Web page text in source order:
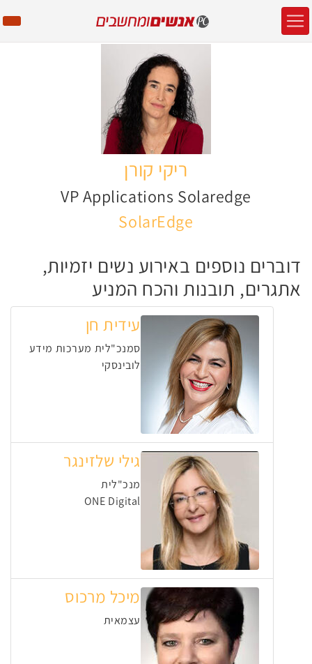
ריקי קורן
VP Applications Solaredge
SolarEdge
דוברים נוספים באירוע נשים יזמיות,
אתגרים, תובנות והכח המניע
עידית חן
סמנכ"לית מערכות מידע
לובינסקי
גילי שלזינגר
מנכ"לית
ONE Digital
מיכל מרכוס
עצמאית